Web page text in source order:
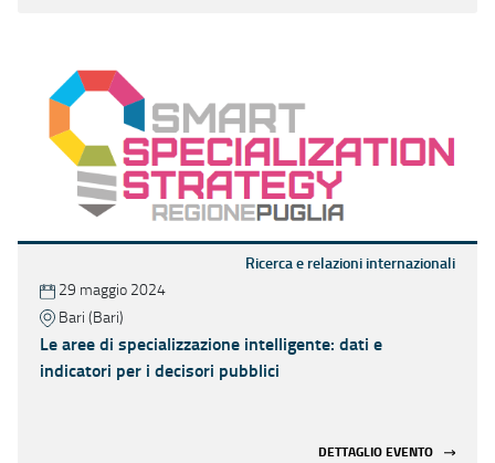
Ricerca e relazioni internazionali
29 maggio 2024
Bari (Bari)
Le aree di specializzazione intelligente: dati e
indicatori per i decisori pubblici
DETTAGLIO EVENTO